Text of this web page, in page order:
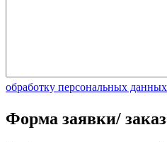
обработку персональных данных
Форма заявки/